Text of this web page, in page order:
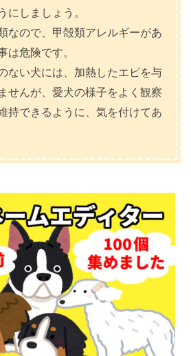
にしましょう。
なので、甲殻類アレルギーがあ
は危険です。
ない犬には、加熱したエビを与
せんが、愛犬の様子をよく観察
持できるように、気を付けてあ